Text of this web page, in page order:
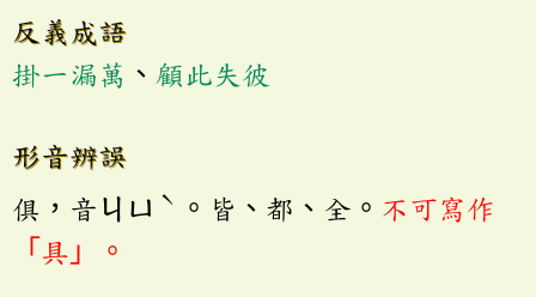
反義成語
掛一漏萬 、 顧此失彼
形音辨誤
俱，音ㄐㄩ ˋ 。皆、都、全。 不可寫作
「具」。